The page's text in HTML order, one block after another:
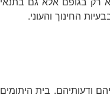
ודעותיהם. בית היתומים